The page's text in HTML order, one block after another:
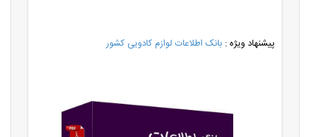
پیشنهاد ویژه : بانک اطلاعات لوازم کادویی کشور